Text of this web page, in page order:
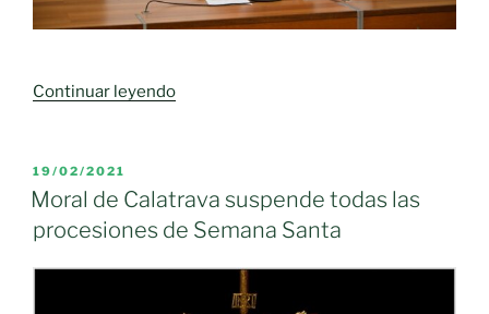
Continuar leyendo«Convocatoria
Hermandades
y
Religiosas
PUBLICADO
EL
19/02/2021
Moral de Calatrava suspende todas las
procesiones de Semana Santa